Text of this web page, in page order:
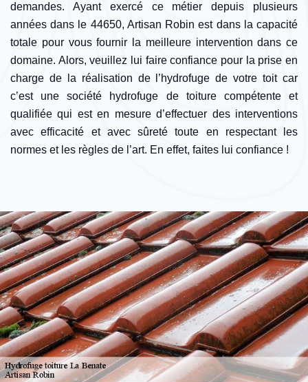
demandes. Ayant exercé ce métier depuis plusieurs
années dans le 44650, Artisan Robin est dans la capacité
totale pour vous fournir la meilleure intervention dans ce
domaine. Alors, veuillez lui faire confiance pour la prise en
charge de la réalisation de l’hydrofuge de votre toit car
c’est une société hydrofuge de toiture compétente et
qualifiée qui est en mesure d’effectuer des interventions
avec efficacité et avec sûreté toute en respectant les
normes et les règles de l’art. En effet, faites lui confiance !